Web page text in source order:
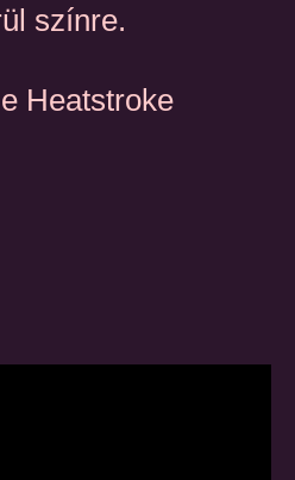
színre.
Heatstroke